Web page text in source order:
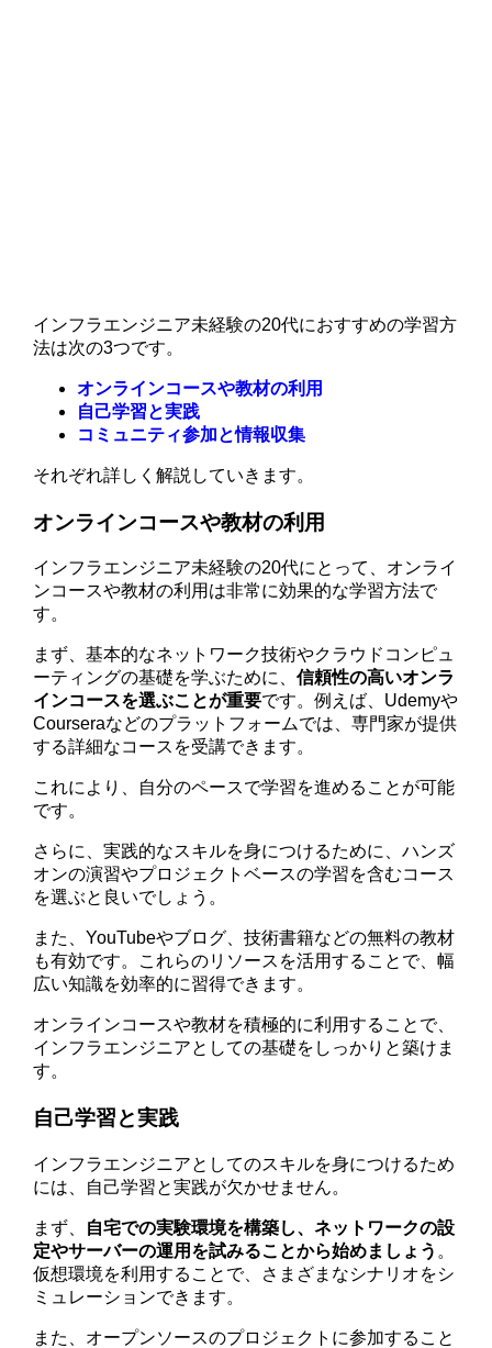
インフラエンジニア未経験の20代におすすめの学習方
法は次の3つです。
オンラインコースや教材の利用
自己学習と実践
コミュニティ参加と情報収集
それぞれ詳しく解説していきます。
オンラインコースや教材の利用
インフラエンジニア未経験の20代にとって、オンライ
ンコースや教材の利用は非常に効果的な学習方法で
す。
まず、基本的なネットワーク技術やクラウドコンピュ
ーティングの基礎を学ぶために、信頼性の高いオンラ
インコースを選ぶことが重要です。例えば、Udemyや
Courseraなどのプラットフォームでは、専門家が提供
する詳細なコースを受講できます。
これにより、自分のペースで学習を進めることが可能
です。
さらに、実践的なスキルを身につけるために、ハンズ
オンの演習やプロジェクトベースの学習を含むコース
を選ぶと良いでしょう。
また、YouTubeやブログ、技術書籍などの無料の教材
も有効です。これらのリソースを活用することで、幅
広い知識を効率的に習得できます。
オンラインコースや教材を積極的に利用することで、
インフラエンジニアとしての基礎をしっかりと築けま
す。
自己学習と実践
インフラエンジニアとしてのスキルを身につけるため
には、自己学習と実践が欠かせません。
まず、 自宅での実験環境を構築し、ネットワークの設
定やサーバーの運用を試みることから始めましょう 。
仮想環境を利用することで、さまざまなシナリオをシ
ミュレーションできます。
また、オープンソースのプロジェクトに参加すること